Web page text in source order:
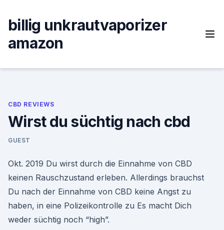
content
billig unkrautvaporizer
amazon
CBD REVIEWS
Wirst du süchtig nach cbd
GUEST
Okt. 2019 Du wirst durch die Einnahme von CBD
keinen Rauschzustand erleben. Allerdings brauchst
Du nach der Einnahme von CBD keine Angst zu
haben, in eine Polizeikontrolle zu Es macht Dich
weder süchtig noch “high”.